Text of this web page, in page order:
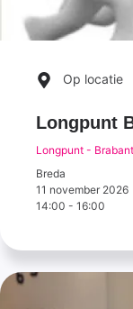
Op locatie
Longpunt
Longpunt -
Breda
11 november 2026
14:00 - 16:00